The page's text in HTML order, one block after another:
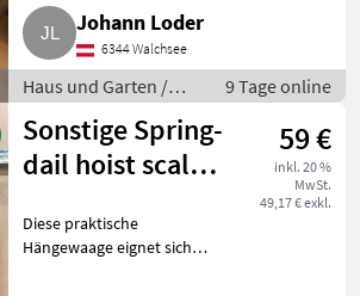
Gartenpflege
Johann Loder
6344 Walchsee
Haus und Garten /
Gartenpflege
9 Tage online
Sonstige Spring-
dail hoist scale
59 €
inkl. 20 %
MwSt.
49,17 € exkl.
Diese praktische
Hängewaage eignet sich